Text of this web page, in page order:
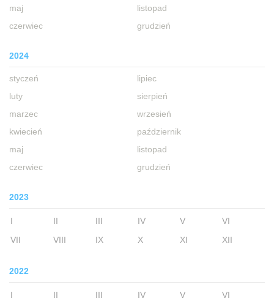
maj
czerwiec
listopad
grudzień
2024
styczeń
luty
marzec
kwiecień
maj
czerwiec
lipiec
sierpień
wrzesień
październik
listopad
grudzień
2023
I II III IV V
VI
VII
VIII IX X XI XII
2022
I II III IV V
VI